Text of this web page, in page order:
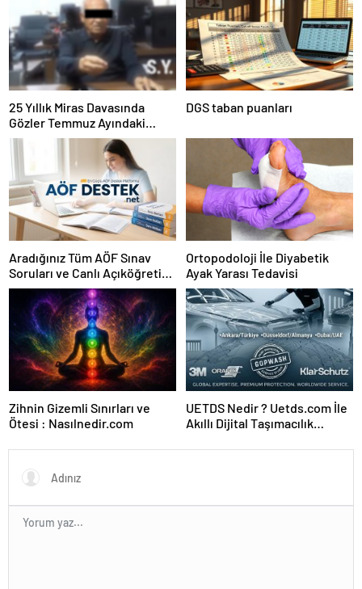
25 Yıllık Miras Davasında
Gözler Temmuz Ayındaki
Karar Duruşmasına Çevrildi
DGS taban puanları
Aradığınız Tüm AÖF Sınav
Soruları ve Canlı Açıköğretim
Forumu Burada
Ortopodoloji İle Diyabetik
Ayak Yarası Tedavisi
Zihnin Gizemli Sınırları ve
Ötesi : Nasılnedir.com
UETDS Nedir ? Uetds.com İle
Akıllı Dijital Taşımacılık